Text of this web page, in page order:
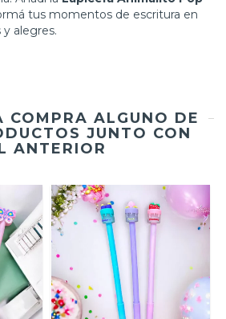
tus momentos de escritura en
y alegres.
COMPRA ALGUNO DE
JUNTO CON
ANTERIOR